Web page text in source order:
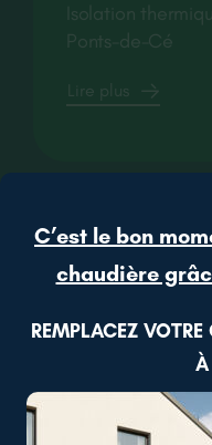
Isolation
Ponts-de-Cé
Lire plus
C’est le bon
chaudière
REMPLACEZ
À